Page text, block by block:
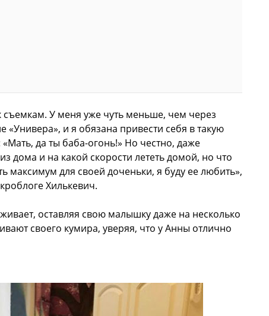
съемкам. У меня уже чуть меньше, чем через
и я обязана привести себя в такую
да ты баба-огонь!» Но честно, даже
дома и на какой скорости лететь домой, но что
максимум для своей доченьки, я буду ее любить»,
Хилькевич.
оставляя свою малышку даже на несколько
своего кумира, уверяя, что у Анны отлично